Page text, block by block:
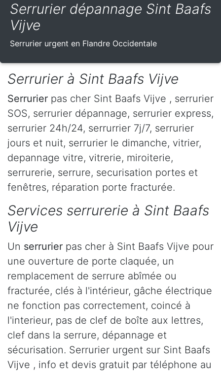
Serrurier dépannage Sint Baafs
Vijve
Serrurier urgent en Flandre Occidentale
Serrurier à Sint Baafs Vijve
Serrurier pas cher Sint Baafs Vijve , serrurier
SOS, serrurier dépannage, serrurier express,
serrurier 24h/24, serrurrier 7j/7, serrurier
jours et nuit, serrurier le dimanche, vitrier,
depannage vitre, vitrerie, miroiterie,
serrurerie, serrure, securisation portes et
fenêtres, réparation porte fracturée.
Services serrurerie à Sint Baafs
Vijve
Un serrurier pas cher à Sint Baafs Vijve pour
une ouverture de porte claquée, un
remplacement de serrure abîmée ou
fracturée, clés à l'intérieur, gâche électrique
ne fonction pas correctement, coincé à
l'interieur, pas de clef de boîte aux lettres,
clef dans la serrure, dépannage et
sécurisation. Serrurier urgent sur Sint Baafs
Vijve , info et devis gratuit par téléphone au